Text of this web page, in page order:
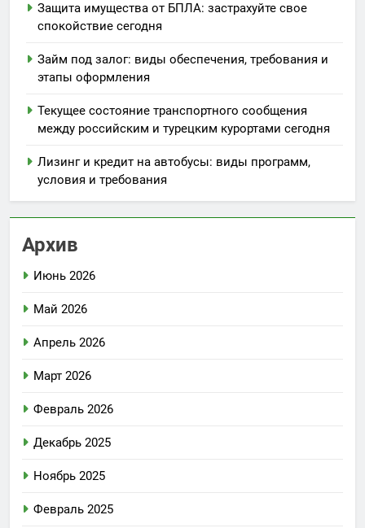
Защита имущества от БПЛА: застрахуйте свое
спокойствие сегодня
Займ под залог: виды обеспечения, требования и
этапы оформления
Текущее состояние транспортного сообщения
между российским и турецким курортами сегодня
Лизинг и кредит на автобусы: виды программ,
условия и требования
Архив
Июнь 2026
Май 2026
Апрель 2026
Март 2026
Февраль 2026
Декабрь 2025
Ноябрь 2025
Февраль 2025